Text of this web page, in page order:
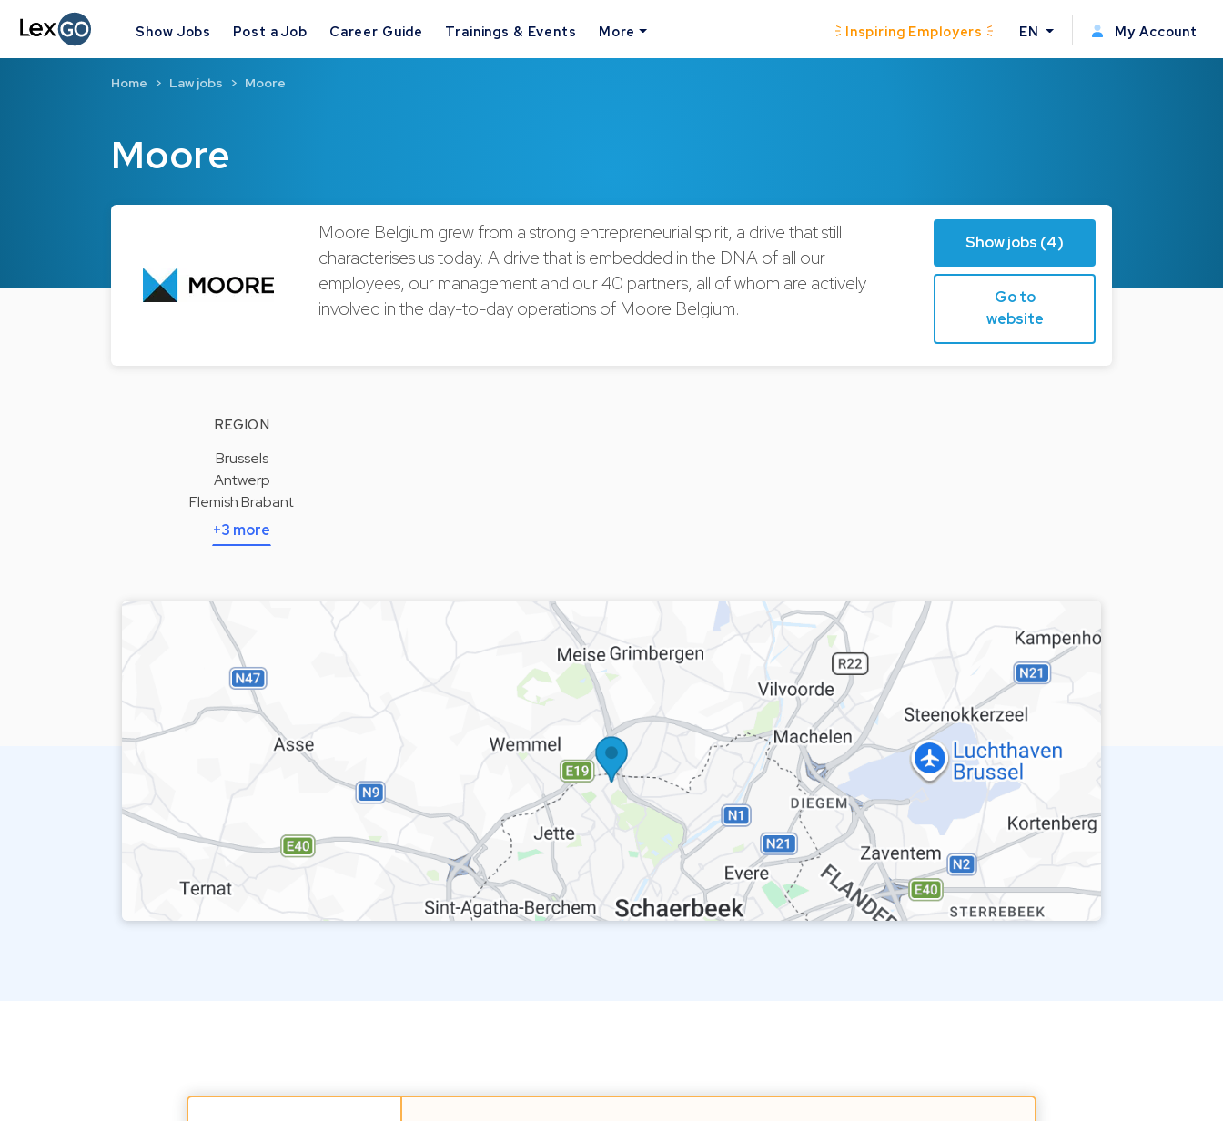
Show Jobs Post a Job Career Guide Trainings & Events More Inspiring Employers EN My Account
Moore
Home Law jobs Moore
Moore Belgium grew from a strong entrepreneurial spirit, a drive that still
characterises us today. A drive that is embedded in the DNA of all our
employees, our management and our 40 partners, all of whom are actively
involved in the day-to-day operations of Moore Belgium.
Show jobs (4)
Go to
website
REGION
Brussels
Antwerp
Flemish Brabant
+3 more